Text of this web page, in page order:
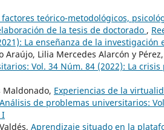
teórico-metodológicos,
de la tesis de doctorado ,
La enseñanza de la investigación
Lilia Mercedes Alarcón y Pérez,
Vol. 34 Núm. 84 (2022): La
Maldonado, Experiencias de la
de problemas universitarios:
I
Aprendizaje situado en la